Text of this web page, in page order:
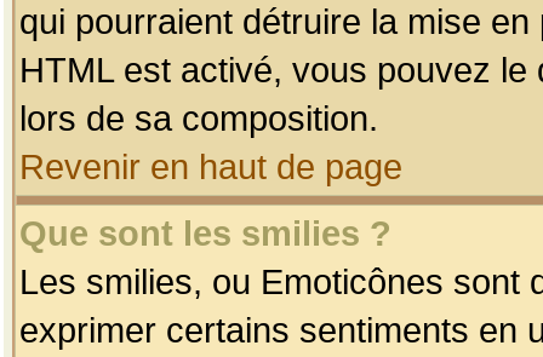
qui pourraient détruire la mise
HTML est activé, vous pouvez
lors de sa composition.
Revenir en haut de page
Que sont les smilies ?
Les smilies, ou Emoticônes sont
exprimer certains sentiments en